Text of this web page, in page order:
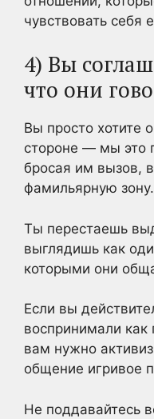
чувствовать
4) Вы
что они
Вы просто хотите
стороне — мы это
бросая им вызов,
фамильярную зону.
Ты перестаешь
выглядишь как
которыми они
Если вы
воспринимали как
вам нужно
общение игривое
Не поддавайтесь